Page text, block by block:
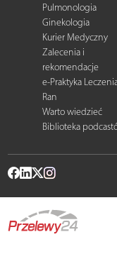
Pulmonologia
Ginekologia
Kurier Medyczny
Zalecenia i
rekomendacje
e-Praktyka
Ran
Warto wiedzieć
Biblioteka